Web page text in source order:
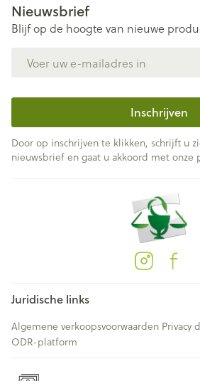
Nieuwsbrief
Blijf op de hoogte van nieuwe
Inschrijven
Door op inschrijven te klikken, schrijft u
nieuwsbrief en gaat u akkoord met onze
Juridische links
Algemene verkoopsvoorwaarden Privacy
ODR-platform